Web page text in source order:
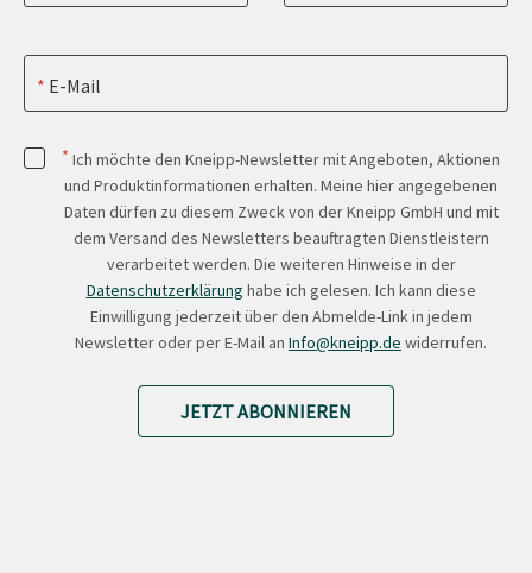
E-Mail
* Ich möchte den Kneipp-Newsletter mit Angeboten, Aktionen
und Produktinformationen erhalten. Meine hier angegebenen
Daten dürfen zu diesem Zweck von der Kneipp GmbH und mit
dem Versand des Newsletters beauftragten Dienstleistern
verarbeitet werden. Die weiteren Hinweise in der
Datenschutzerklärung habe ich gelesen. Ich kann diese
Einwilligung jederzeit über den Abmelde-Link in jedem
Newsletter oder per E-Mail an Info@kneipp.de widerrufen.
JETZT ABONNIEREN